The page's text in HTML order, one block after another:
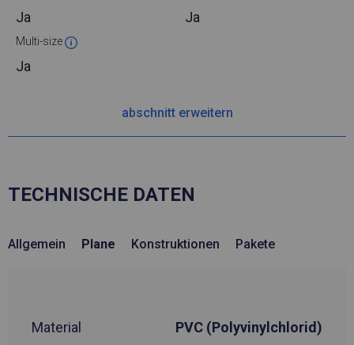
Ja Ja
Multi-size
Ja
abschnitt erweitern
TECHNISCHE DATEN
Allgemein Plane Konstruktionen Pakete
Material PVC (Polyvinylchlorid)